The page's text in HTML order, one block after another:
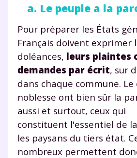
a. Le peuple a la
Pour préparer les États
Français doivent exprimer
doléances, leurs plaintes
demandes par écrit, sur
dans chaque commune. Le
noblesse ont bien sûr la
aussi et surtout, ceux qui
constituent l'essentiel de
les paysans du tiers état.
nombreux permettent